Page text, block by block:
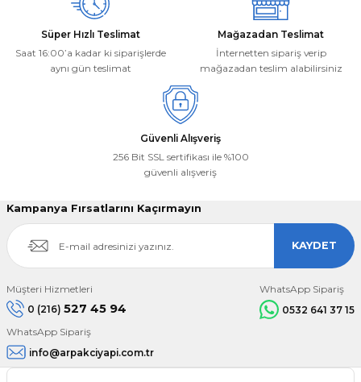
Süper Hızlı Teslimat
Saat 16:00’a kadar ki siparişlerde
aynı gün teslimat
Mağazadan Teslimat
İnternetten sipariş verip
mağazadan teslim alabilirsiniz
Güvenli Alışveriş
256 Bit SSL sertifikası ile %100
güvenli alışveriş
Kampanya Fırsatlarını Kaçırmayın
KAYDET
Müşteri Hizmetleri
0 (216) 527 45 94
WhatsApp Sipariş
0532 641 37 15
WhatsApp Sipariş
info@arpakciyapi.com.tr